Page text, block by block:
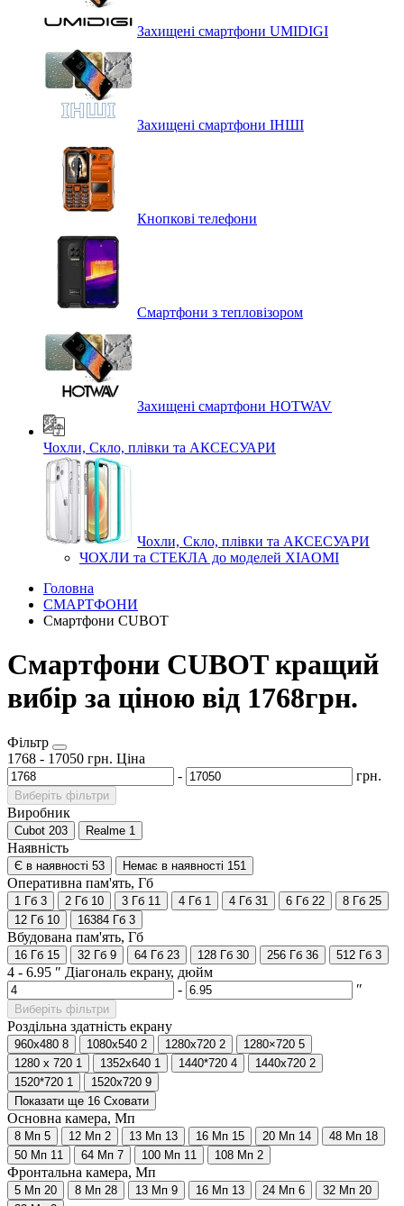
Захищені смартфони UMIDIGI
Захищені смартфони ІНШІ
Кнопкові телефони
Смартфони з тепловізором
Захищені смартфони HOTWAV
Чохли, Скло, плівки та АКСЕСУАРИ
Чохли, Скло, плівки та АКСЕСУАРИ
ЧОХЛИ та СТЕКЛА до моделей XIAOMI
Головна
СМАРТФОНИ
Смартфони CUBOT
Смартфони CUBOT кращий
вибір за ціною від 1768грн.
Фільтр
1768 - 17050 грн. Ціна
-
грн.
Виберіть фільтри
Виробник
Cubot 203 Realme 1
Наявність
Є в наявності 53 Немає в наявності 151
Оперативна пам'ять, Гб
1 Гб 3 2 Гб 10 3 Гб 11 4 Гб 1 4 Гб 31 6 Гб 22 8 Гб 25
12 Гб 10 16384 Гб 3
Вбудована пам'ять, Гб
16 Гб 15 32 Гб 9 64 Гб 23 128 Гб 30 256 Гб 36 512 Гб 3
4 - 6.95 ″ Діагональ екрану, дюйм
-
″
Виберіть фільтри
Роздільна здатність екрану
960x480 8 1080x540 2 1280x720 2 1280×720 5
1280 х 720 1 1352x640 1 1440*720 4 1440x720 2
1520*720 1 1520x720 9
Показати ще 16 Сховати
Основна камера, Мп
8 Мп 5 12 Мп 2 13 Мп 13 16 Мп 15 20 Мп 14 48 Мп 18
50 Мп 11 64 Мп 7 100 Мп 11 108 Мп 2
Фронтальна камера, Мп
5 Мп 20 8 Мп 28 13 Мп 9 16 Мп 13 24 Мп 6 32 Мп 20